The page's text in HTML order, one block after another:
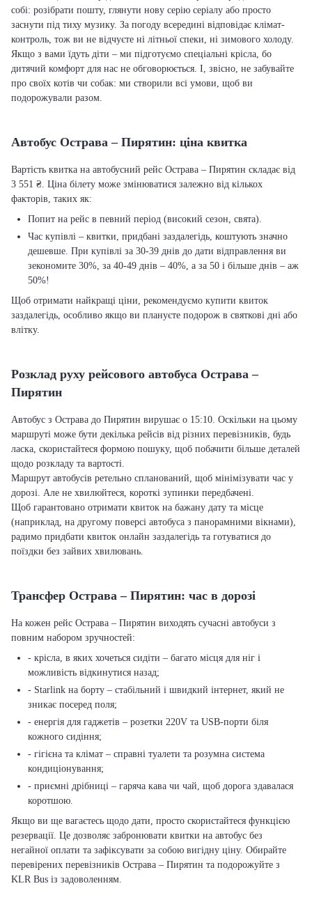
собі: розібрати пошту, глянути нову серію серіалу або просто
заснути під тиху музику. За погоду всередині відповідає клімат-
контроль, тож ви не відчуєте ні літньої спеки, ні зимового холоду.
Якщо з вами їдуть діти – ми підготуємо спеціальні крісла, бо
дитячий комфорт для нас не обговорюється. І, звісно, не забувайте
про своїх котів чи собак: ми створили всі умови, щоб ви
подорожували разом.
Автобус Острава – Пирятин: ціна квитка
Вартість квитка на автобусний рейс Острава – Пирятин складає від
3 551 ₴. Ціна білету може змінюватися залежно від кількох
факторів, таких як:
Попит на рейс в певний період (високий сезон, свята).
Час купівлі – квитки, придбані заздалегідь, коштують значно
дешевше. При купівлі за 30-39 днів до дати відправлення ви
зекономите 30%, за 40-49 днів – 40%, а за 50 і більше днів – аж
50%!
Щоб отримати найкращі ціни, рекомендуємо купити квиток
заздалегідь, особливо якщо ви плануєте подорож в святкові дні або
влітку.
Розклад руху рейсового автобуса Острава –
Пирятин
Автобус з Острава до Пирятин вирушає о 15:10. Оскільки на цьому
маршруті може бути декілька рейсів від різних перевізників, будь
ласка, скористайтеся формою пошуку, щоб побачити більше деталей
щодо розкладу та вартості.
Маршрут автобусів ретельно спланований, щоб мінімізувати час у
дорозі. Але не хвилюйтеся, короткі зупинки передбачені.
Щоб гарантовано отримати квиток на бажану дату та місце
(наприклад, на другому поверсі автобуса з панорамними вікнами),
радимо придбати квиток онлайн заздалегідь та готуватися до
поїздки без зайвих хвилювань.
Трансфер Острава – Пирятин: час в дорозі
На кожен рейс Острава – Пирятин виходять сучасні автобуси з
повним набором зручностей:
- крісла, в яких хочеться сидіти – багато місця для ніг і
можливість відкинутися назад;
- Starlink на борту – стабільний і швидкий інтернет, який не
зникає посеред поля;
- енергія для гаджетів – розетки 220V та USB-порти біля
кожного сидіння;
- гігієна та клімат – справні туалети та розумна система
кондиціонування;
- приємні дрібниці – гаряча кава чи чай, щоб дорога здавалася
коротшою.
Якщо ви ще вагаєтесь щодо дати, просто скористайтеся функцією
резервації. Це дозволяє забронювати квитки на автобус без
негайної оплати та зафіксувати за собою вигідну ціну. Обирайте
перевірених перевізників Острава – Пирятин та подорожуйте з
KLR Bus із задоволенням.